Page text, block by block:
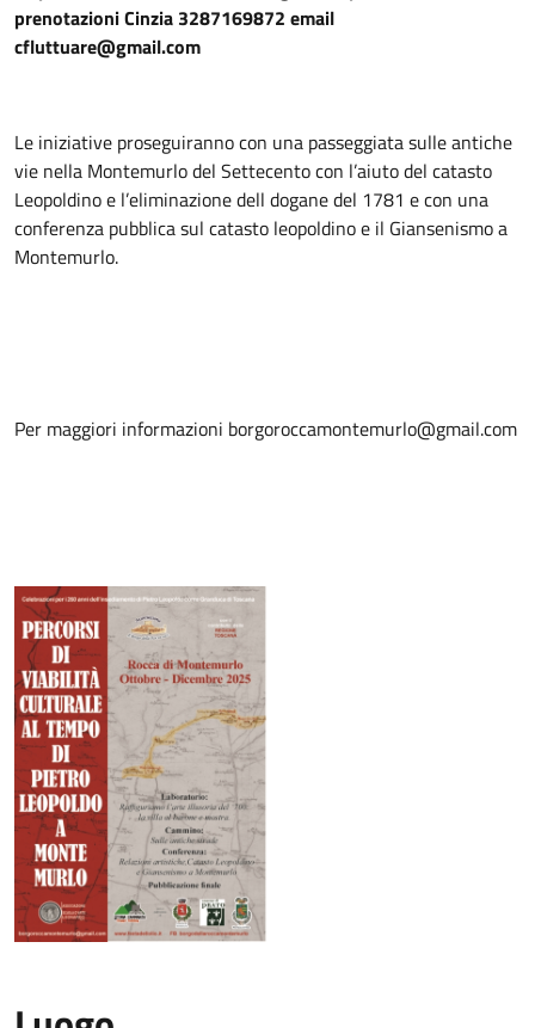
prenotazioni Cinzia 3287169872 email
cfluttuare@gmail.com
Le iniziative proseguiranno con una passeggiata sulle antiche
vie nella Montemurlo del Settecento con l’aiuto del catasto
Leopoldino e l’eliminazione dell dogane del 1781 e con una
conferenza pubblica sul catasto leopoldino e il Giansenismo a
Montemurlo.
Per maggiori informazioni borgoroccamontemurlo@gmail.com